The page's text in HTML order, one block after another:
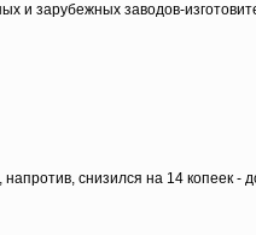
и зарубежных заводов-
снизился на 14 копеек -